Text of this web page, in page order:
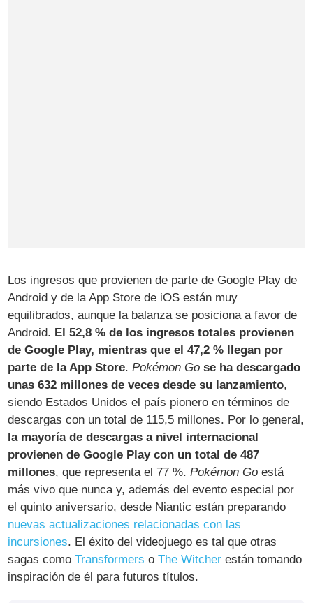
Los ingresos que provienen de parte de Google Play de
Android y de la App Store de iOS están muy
equilibrados, aunque la balanza se posiciona a favor de
Android. El 52,8 % de los ingresos totales provienen
de Google Play, mientras que el 47,2 % llegan por
parte de la App Store.Pokémon Go se ha descargado
unas 632 millones de veces desde su lanzamiento,
siendo Estados Unidos el país pionero en términos de
descargas con un total de 115,5 millones. Por lo general,
la mayoría de descargas a nivel internacional
provienen de Google Play con un total de 487
millones, que representa el 77 %.Pokémon Go está
más vivo que nunca y, además del evento especial por
el quinto aniversario, desde Niantic están preparando
nuevas actualizaciones relacionadas con las
incursiones. El éxito del videojuego es tal que otras
sagas comoTransformers oThe Witcher están tomando
inspiración de él para futuros títulos.